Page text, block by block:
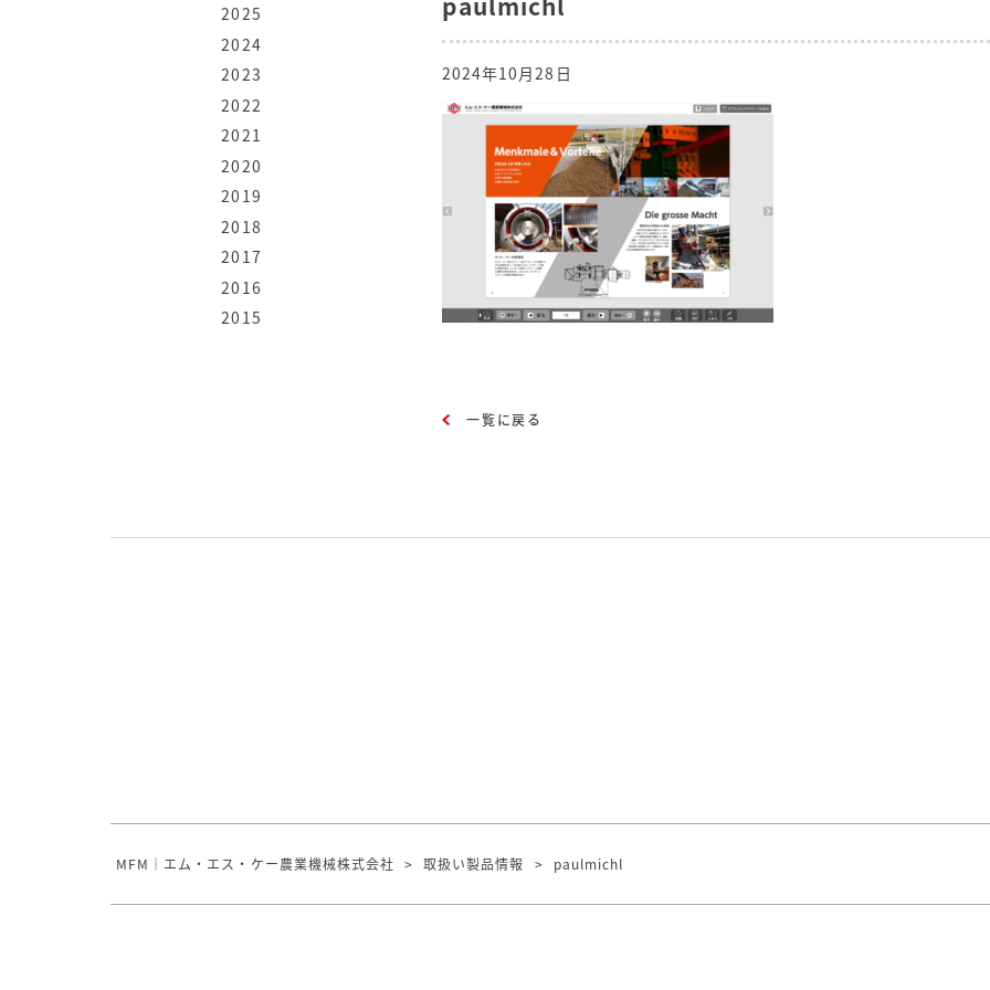
2025
2024
2023
2022
2021
2020
2019
2018
2017
2016
2015
2024年10月28日
一覧に戻る
MFM｜エム・エス・ケー農業機械株式会社 > 取扱い製品情報 > paulmichl